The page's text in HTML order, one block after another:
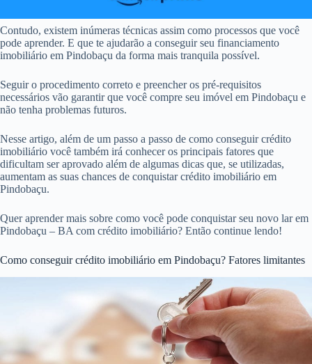
Contudo, existem inúmeras técnicas assim como processos que você
pode aprender. E que te ajudarão a conseguir seu financiamento
imobiliário em Pindobaçu da forma mais tranquila possível.
Seguir o procedimento correto e preencher os pré-requisitos
necessários vão garantir que você compre seu imóvel em Pindobaçu e
não tenha problemas futuros.
Nesse artigo, além de um passo a passo de como conseguir crédito
imobiliário você também irá conhecer os principais fatores que
dificultam ser aprovado além de algumas dicas que, se utilizadas,
aumentam as suas chances de conquistar crédito imobiliário em
Pindobaçu.
Quer aprender mais sobre como você pode conquistar seu novo lar em
Pindobaçu – BA com crédito imobiliário? Então continue lendo!
Como conseguir crédito imobiliário em Pindobaçu? Fatores limitantes